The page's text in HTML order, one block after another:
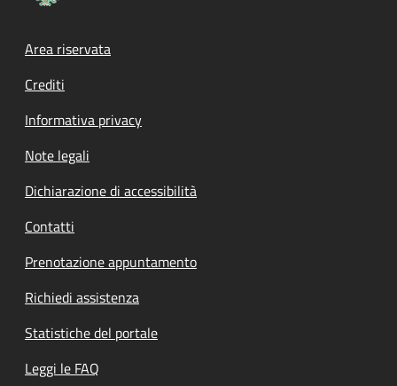
Footer menu
Area riservata
Crediti
Informativa privacy
Note legali
Dichiarazione di accessibilità
Contatti
Prenotazione appuntamento
Richiedi assistenza
Statistiche del portale
Leggi le FAQ